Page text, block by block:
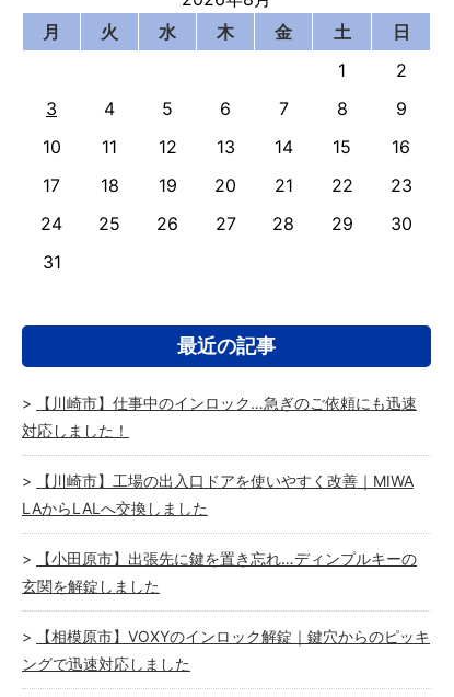
月
火 水 木 金 土
日
1
2
3
4 5 6 7 8
9
10
11 12 13 14 15
16
17
18 19 20 21 22
23
24
25 26 27 28 29
30
31
最近の記事
【川崎市】仕事中のインロック…急ぎのご依頼にも迅速
対応しました！
【川崎市】工場の出入口ドアを使いやすく改善｜MIWA
LAからLALへ交換しました
【小田原市】出張先に鍵を置き忘れ…ディンプルキーの
玄関を解錠しました
【相模原市】VOXYのインロック解錠｜鍵穴からのピッキ
ングで迅速対応しました